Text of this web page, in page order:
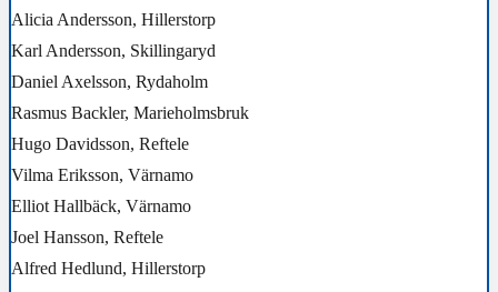
Alicia Andersson, Hillerstorp
Karl Andersson, Skillingaryd
Daniel Axelsson, Rydaholm
Rasmus Backler, Marieholmsbruk
Hugo Davidsson, Reftele
Vilma Eriksson, Värnamo
Elliot Hallbäck, Värnamo
Joel Hansson, Reftele
Alfred Hedlund, Hillerstorp